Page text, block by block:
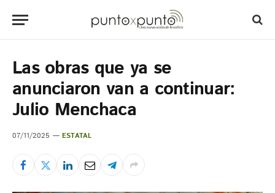
Las obras que ya se
anunciaron van a continuar:
Julio Menchaca
07/11/2025 ESTATAL